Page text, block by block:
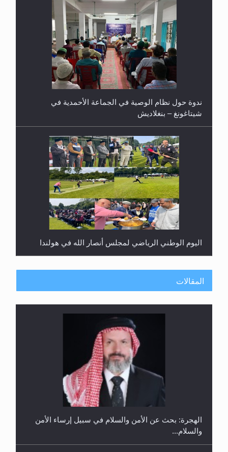
ندوة حول نظام الوصية في الجماعة الأحمدية في
شيتاغونغ – بنغلاديش
اليوم الوطني الرياضي لمجلس أنصار الله في هولندا
إتمام حفظ القرآن الكريم لثلاثة طلاب من مدرسة الحفظ
المقالات
الهجرة: بحث عن الأمن والسلام في سبيل إرساء الأمن
والسلام...